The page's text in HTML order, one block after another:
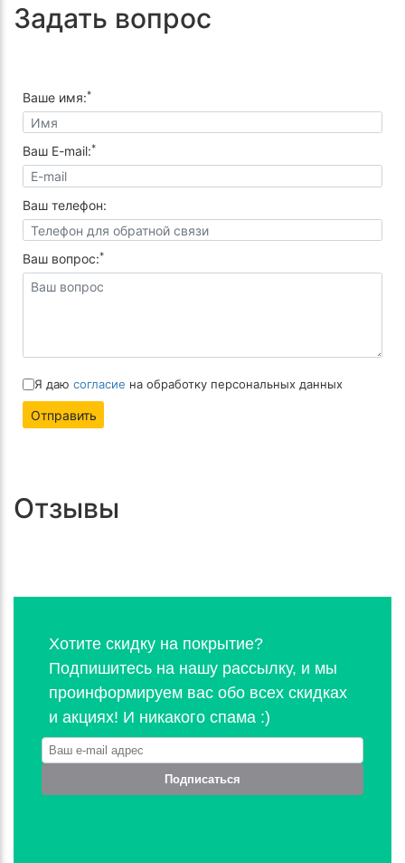
Задать вопрос
Ваше имя:*
Ваш E-mail:*
Ваш телефон:
Ваш вопрос:*
Я даю согласие на обработку персональных данных
Отправить
Отзывы
Хотите скидку на покрытие?
Подпишитесь на нашу рассылку, и мы
проинформируем вас обо всех скидках
и акциях! И никакого спама :)
Подписаться